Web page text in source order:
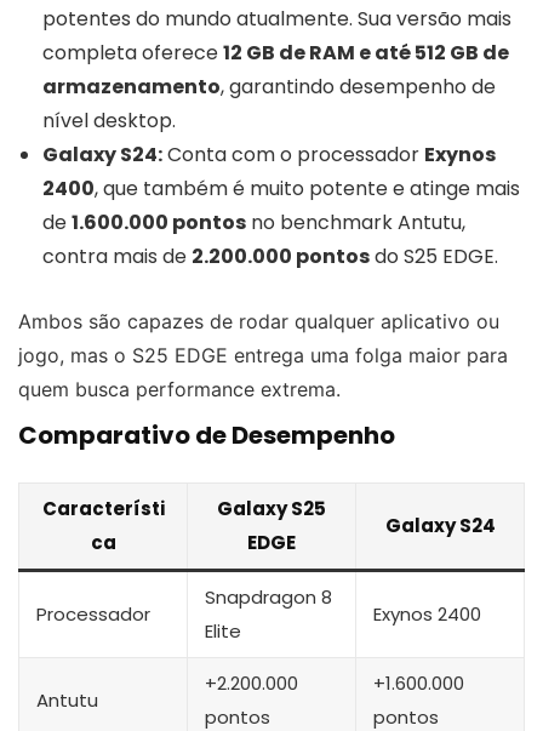
potentes do mundo atualmente. Sua versão mais
completa oferece12 GB de RAM e até 512 GB de
armazenamento, garantindo desempenho de
nível desktop.
Galaxy S24:Conta com o processador Exynos
2400, que também é muito potente e atinge mais
de1.600.000 pontos no benchmark Antutu,
contra mais de 2.200.000 pontosdo S25 EDGE.
Ambos são capazes de rodar qualquer aplicativo ou
jogo, mas o S25 EDGE entrega uma folga maior para
quem busca performance extrema.
Comparativo de Desempenho
Característi
ca
Galaxy S25
EDGE
Galaxy S24
Processador
Snapdragon 8
Elite
Exynos 2400
Antutu
+2.200.000
pontos
+1.600.000
pontos